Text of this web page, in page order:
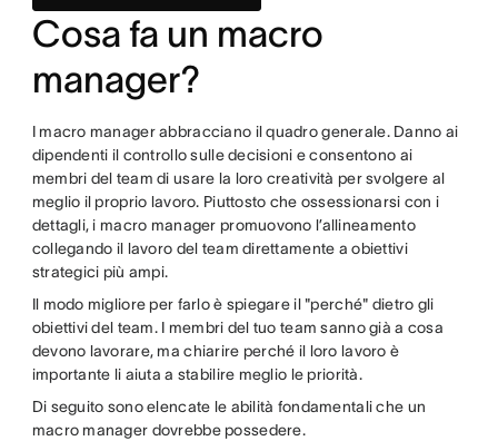
Cosa fa un macro
manager?
I macro manager abbracciano il quadro generale. Danno ai
dipendenti il controllo sulle decisioni e consentono ai
membri del team di usare la loro creatività per svolgere al
meglio il proprio lavoro. Piuttosto che ossessionarsi con i
dettagli, i macro manager promuovono l’allineamento
collegando il lavoro del team direttamente a obiettivi
strategici più ampi.
Il modo migliore per farlo è spiegare il "perché" dietro gli
obiettivi del team. I membri del tuo team sanno già a cosa
devono lavorare, ma chiarire perché il loro lavoro è
importante li aiuta a stabilire meglio le priorità.
Di seguito sono elencate le abilità fondamentali che un
macro manager dovrebbe possedere.